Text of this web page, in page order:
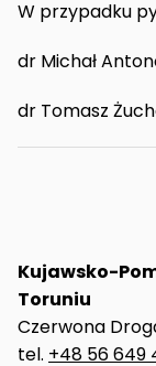
W przypadku
dr Michał
dr Tomasz
Kujawsko-
Toruniu
Czerwona
tel. +48 56 649